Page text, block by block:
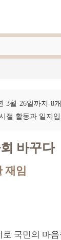
월 26일까지 8
절 활동과 일지
바꾸다
재임
국민의 마